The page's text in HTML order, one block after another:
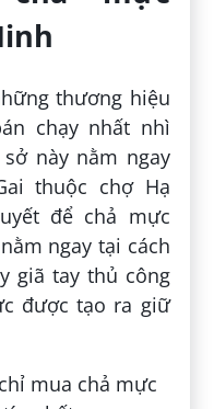
thương hiệu
chạy nhất nhì
này nằm ngay
thuộc chợ Hạ
để chả mực
ngay tại cách
giã tay thủ công
được tạo ra giữ